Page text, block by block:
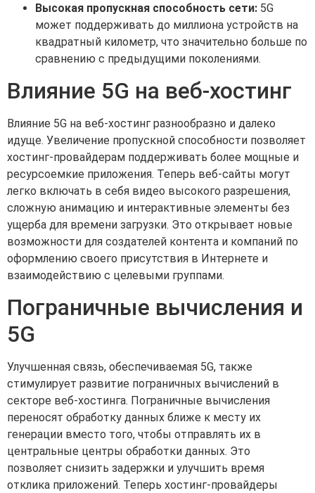
Высокая пропускная способность сети: 5G
может поддерживать до миллиона устройств на
квадратный километр, что значительно больше по
сравнению с предыдущими поколениями.
Влияние 5G на веб-хостинг
Влияние 5G на веб-хостинг разнообразно и далеко
идуще. Увеличение пропускной способности позволяет
хостинг-провайдерам поддерживать более мощные и
ресурсоемкие приложения. Теперь веб-сайты могут
легко включать в себя видео высокого разрешения,
сложную анимацию и интерактивные элементы без
ущерба для времени загрузки. Это открывает новые
возможности для создателей контента и компаний по
оформлению своего присутствия в Интернете и
взаимодействию с целевыми группами.
Пограничные вычисления и
5G
Улучшенная связь, обеспечиваемая 5G, также
стимулирует развитие пограничных вычислений в
секторе веб-хостинга. Пограничные вычисления
переносят обработку данных ближе к месту их
генерации вместо того, чтобы отправлять их в
центральные центры обработки данных. Это
позволяет снизить задержки и улучшить время
отклика приложений. Теперь хостинг-провайдеры